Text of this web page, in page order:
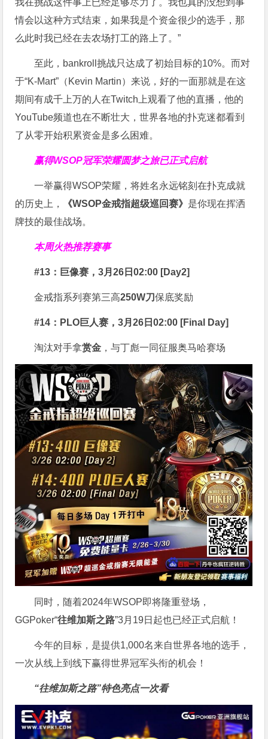
我在挑战这件事上已经足够尽力了。我也真的没想到事
情会以这种方式结束，如果我是个资金很少的选手，那
么此时我已经在去农场打工的路上了。”
至此，bankroll挑战只达成了初始目标的10%。而对
于“K-Mart”（Kevin Martin）来说，好的一面那就是在这
期间有成千上万的人在Twitch上观看了他的直播，他的
YouTube频道也在不断壮大，世界各地的扑克迷都看到
了从零开始积累资金是多么困难。
赢得WSOP冠军荣耀圆梦之旅已正式启航
一举赢得WSOP荣耀，将姓名永远铭刻在扑克成就
的历史上，
《WSOP金戒指超级巡回赛》 是你现在挥洒
牌技的最佳战场。
本周火热推荐赛事
#13：巨像赛，3月26日02:00 [Day2]
金戒指系列赛第三高250W刀保底奖励
#14：PLO巨人赛，3月26日02:00 [Final Day]
淘汰对手拿赏金 ，与丁彪一同征服奥马哈赛场
同时，随着2024年WSOP即将隆重登场，
GGPoker“往维加斯之路”3月19日起也已经正式启航！
今年的目标，是提供1,000名来自世界各地的选手，
一次从线上到线下赢得世界冠军头衔的机会！
“往维加斯之路”特色亮点一次看